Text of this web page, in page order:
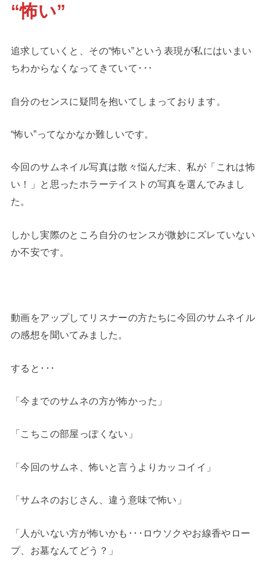
“怖い”
追求していくと、その“怖い”という表現が私にはいまい
ちわからなくなってきていて･･･
自分のセンスに疑問を抱いてしまっております。
“怖い”ってなかなか難しいです。
今回のサムネイル写真は散々悩んだ末、私が「これは怖
い！」と思ったホラーテイストの写真を選んでみまし
た。
しかし実際のところ自分のセンスが微妙にズレていない
か不安です。
動画をアップしてリスナーの方たちに今回のサムネイル
の感想を聞いてみました。
すると･･･
「今までのサムネの方が怖かった」
「こちこの部屋っぽくない」
「今回のサムネ、怖いと言うよりカッコイイ」
「サムネのおじさん、違う意味で怖い」
「人がいない方が怖いかも･･･ロウソクやお線香やロー
プ、お墓なんてどう？」